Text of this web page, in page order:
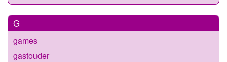
G
games
gastouder